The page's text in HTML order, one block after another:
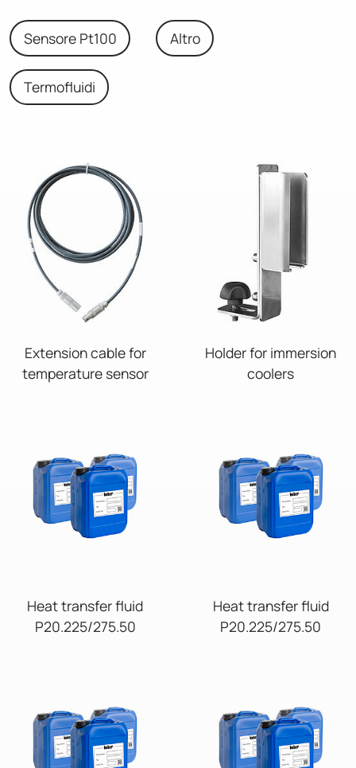
Sensore Pt100 Altro
Termofluidi
Extension cable for
temperature sensor
Holder for immersion
coolers
Heat transfer fluid
P20.225/275.50
Heat transfer fluid
P20.225/275.50